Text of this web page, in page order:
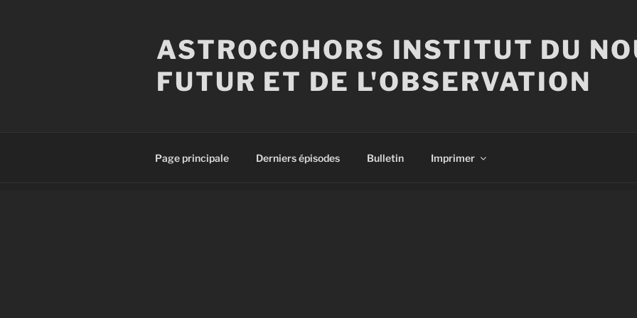
ASTROCOHORS INSTITUT DU
FUTUR ET DE L'OBSERVATION
Page principale Derniers épisodes Bulletin Imprimer